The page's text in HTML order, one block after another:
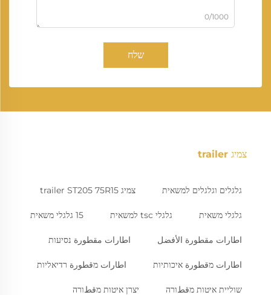
0/1000
שלח
צמיג trailer
גלגלים וגלגלים למשאית צמיג trailer ST205 75R15
גלגלי משאית גלגלי tsc למשאית 15 גלגלי משאית
اطارات مقطورة الأفضل اطارات مقطورة נסיעות
اطارات מقطورة איכותיות اطارات מقطورة רדיאליות
שוליית איטות מقطורה יצרן איטות מقطורה